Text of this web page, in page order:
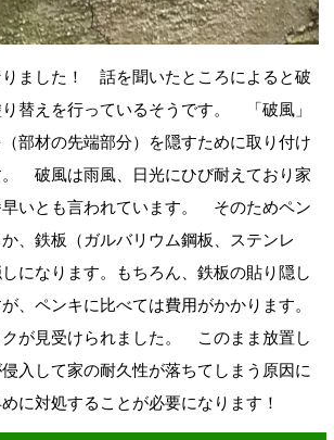
ました！ 話を聞いたところによると破
替えを行っているそうです。 「破風」
部材の先端部分）を隠すために取り付け
。 破風は雨風、日光にひび耐えており家
いとも言われています。 そのためペン
、鉄板（ガルバリウム鋼板、ステンレ
になります。もちろん、鉄板の貼り隠し
、ペンキに比べては費用がかかります。
が見受けられました。 このまま放置し
入して家の耐久性が落ちてしまう原因に
に対処することが必要になります！